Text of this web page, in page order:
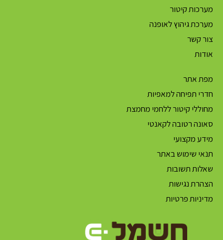
מערכות קיטור
מערכת גיהוץ לאופנה
צור קשר
אודות
מפת אתר
חדרי תפיחה למאפיות
מחוללי קיטור ללחמי מחמצת
סאונה רטובה לקאנטי
מידע מקצועי
תנאי שימוש באתר
שאלות תשובות
הצהרת נגישות
מדיניות פרטיות